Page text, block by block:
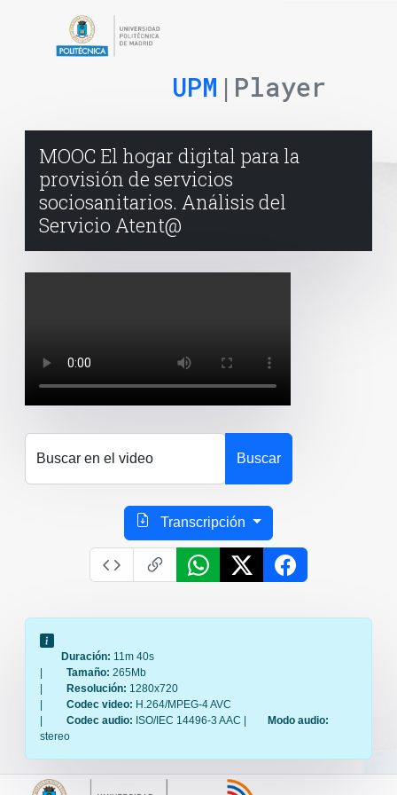
UPM |Player
MOOC El hogar digital para la
provisión de servicios
sociosanitarios. Análisis del
Servicio Atent@
Buscar en el video Buscar
Transcripción
Duración: 11m 40s
|
Tamaño: 265Mb
|
Resolución: 1280x720
|
Codec video: H.264/MPEG-4 AVC
|
Codec audio: ISO/IEC 14496-3 AAC |
Modo audio:
stereo